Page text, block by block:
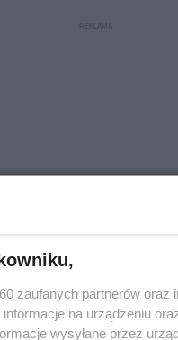
może
zaufanych partnerów
na urządzeniu
wysyłane przez